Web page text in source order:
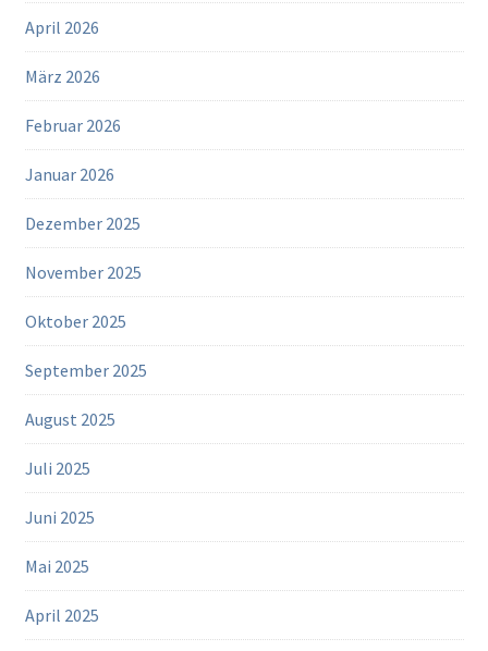
April 2026
März 2026
Februar 2026
Januar 2026
Dezember 2025
November 2025
Oktober 2025
September 2025
August 2025
Juli 2025
Juni 2025
Mai 2025
April 2025